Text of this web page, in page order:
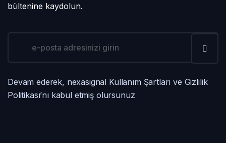
bültenine kaydolun.
Devam ederek, nexasignal Kullanım Şartları ve Gizlilik
Politikası’nı kabul etmiş olursunuz